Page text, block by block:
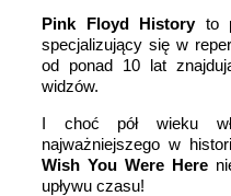
Pink Floyd Historyto
specjalizujący się w
od ponad 10 lat
widzów.
I choć pół wieku
najważniejszego w
Wish You Were Here
upływu czasu!